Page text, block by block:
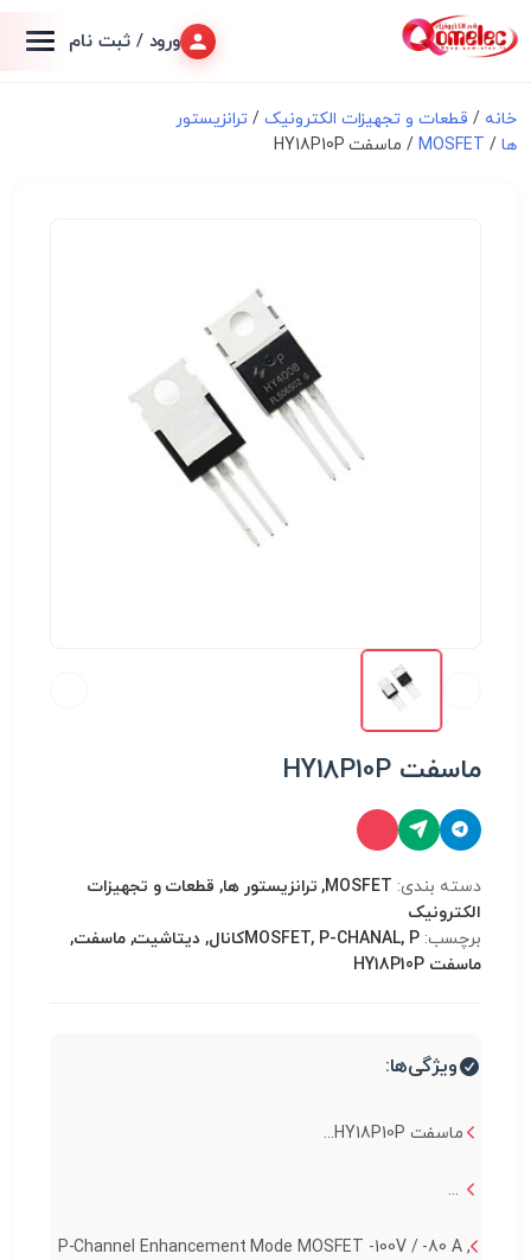
ورود / ثبت نام
خانه / قطعات و تجهیزات الکترونیک/ ترانزیستور
ها /
MOSFET/ ماسفت HY18P10P
ماسفت HY18P10P
دسته بندی:
MOSFET, ترانزیستور ها, قطعات و تجهیزات
الکترونیک
برچسب:
MOSFET, P-CHANAL, Pکانال, دیتاشیت, ماسفت,
ماسفت HY18P10P
ویژگی‌ها:
ماسفت HY18P10P...
...
P-Channel Enhancement Mode MOSFET -100V / -80 A ,